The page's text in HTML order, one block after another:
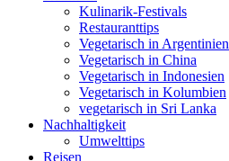
Kulinarik-Festivals
Restauranttips
Vegetarisch in Argentinien
Vegetarisch in China
Vegetarisch in Indonesien
Vegetarisch in Kolumbien
vegetarisch in Sri Lanka
Nachhaltigkeit
Umwelttips
Reisen